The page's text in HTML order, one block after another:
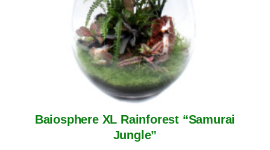
Baiosphere XL Rainforest “Samurai
Jungle”